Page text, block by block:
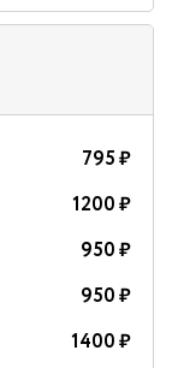
795₽
1200₽
950₽
950₽
1400₽